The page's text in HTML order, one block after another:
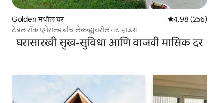
Golden मधील घर 5 पैकी 4.98
4.98 (256)
टेबल रॉक एमेराल्ड बीच लेकव्ह्यूवरील नट हाऊस
घरासारखी सुख-सुविधा आणि वाजवी मासिक दर